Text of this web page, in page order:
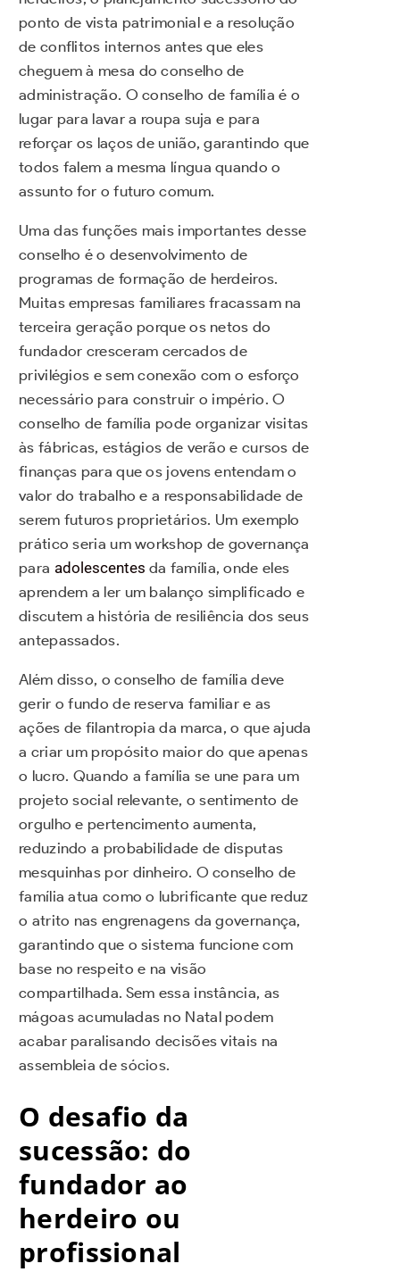
ponto de vista patrimonial e a resolução
de conflitos internos antes que eles
cheguem à mesa do conselho de
administração. O conselho de família é o
lugar para lavar a roupa suja e para
reforçar os laços de união, garantindo que
todos falem a mesma língua quando o
assunto for o futuro comum.
Uma das funções mais importantes desse
conselho é o desenvolvimento de
programas de formação de herdeiros.
Muitas empresas familiares fracassam na
terceira geração porque os netos do
fundador cresceram cercados de
privilégios e sem conexão com o esforço
necessário para construir o império. O
conselho de família pode organizar visitas
às fábricas, estágios de verão e cursos de
finanças para que os jovens entendam o
valor do trabalho e a responsabilidade de
serem futuros proprietários. Um exemplo
prático seria um workshop de governança
para adolescentes da família, onde eles
aprendem a ler um balanço simplificado e
discutem a história de resiliência dos seus
antepassados.
Além disso, o conselho de família deve
gerir o fundo de reserva familiar e as
ações de filantropia da marca, o que ajuda
a criar um propósito maior do que apenas
o lucro. Quando a família se une para um
projeto social relevante, o sentimento de
orgulho e pertencimento aumenta,
reduzindo a probabilidade de disputas
mesquinhas por dinheiro. O conselho de
família atua como o lubrificante que reduz
o atrito nas engrenagens da governança,
garantindo que o sistema funcione com
base no respeito e na visão
compartilhada. Sem essa instância, as
mágoas acumuladas no Natal podem
acabar paralisando decisões vitais na
assembleia de sócios.
O desafio da
sucessão: do
fundador ao
herdeiro ou
profissional